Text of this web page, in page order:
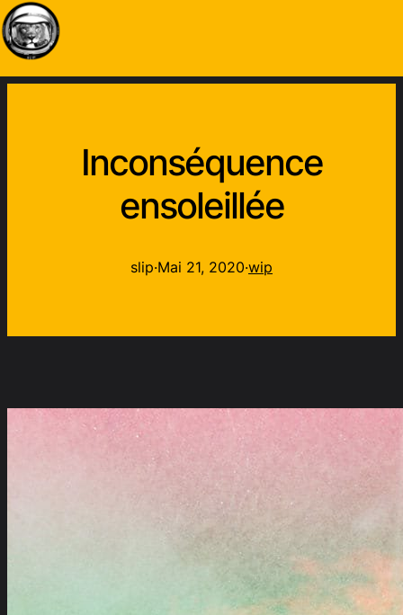
Inconséquence
ensoleillée
slip·Mai 21, 2020·wip